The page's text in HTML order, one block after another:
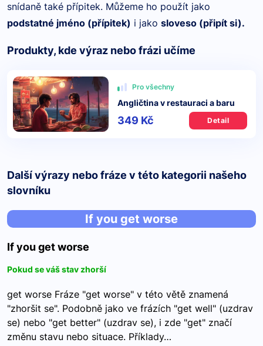
snídaně také přípitek. Můžeme ho použít jako
podstatné jméno (přípitek) i jako sloveso (připít si).
Produkty, kde výraz nebo frázi učíme
Pro všechny
Angličtina v restauraci a baru
349 Kč Detail
Další výrazy nebo fráze v této kategorii našeho
slovníku
If you get worse
If you get worse
Pokud se váš stav zhorší
get worse Fráze "get worse" v této větě znamená
"zhoršit se". Podobně jako ve frázích "get well" (uzdrav
se) nebo "get better" (uzdrav se), i zde "get" značí
změnu stavu nebo situace. Příklady…